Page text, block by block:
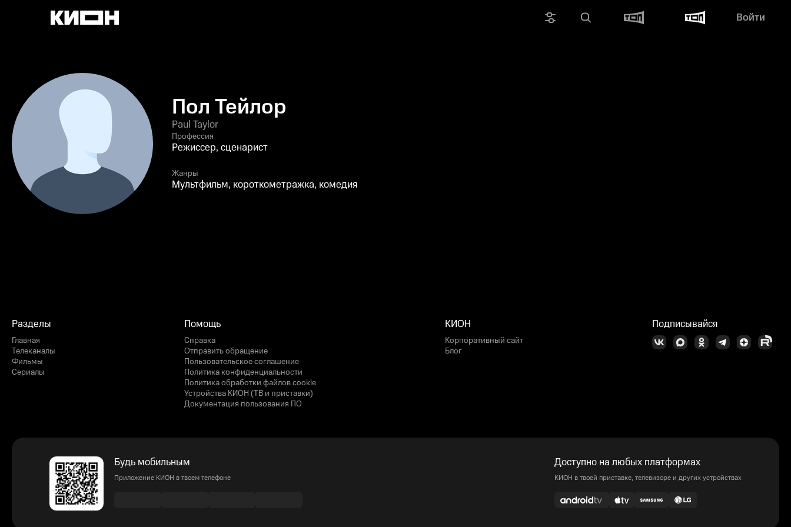
Войти
Пол Тейлор
Paul Taylor
Профессия
Режиссер, сценарист
Жанры
Мультфильм, короткометражка, комедия
Разделы
Главная
Телеканалы
Фильмы
Сериалы
Помощь
Справка
Отправить обращение
Пользовательское соглашение
Политика конфиденциальности
Политика обработки файлов cookie
Устройства КИОН (ТВ и приставки)
Документация пользования ПО
КИОН
Корпоративный сайт
Блог
Подписывайся
Будь мобильным
Приложение КИОН в твоем телефоне
Доступно на любых платформах
КИОН в твоей приставке, телевизоре и других устройствах